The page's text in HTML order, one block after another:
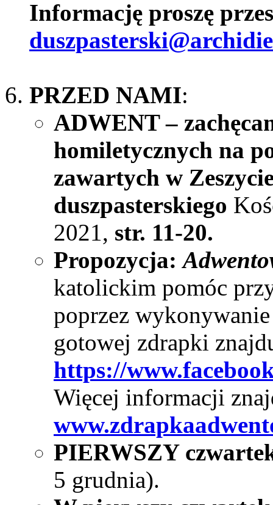
Informację proszę
PRZED NAMI:
ADWENT –
homiletycznych na
zawartych w
duszpasterskiego
2021, str. 11-20.
Propozycja:
katolickim pomóc
poprzez
gotowej zdrapki
https://
Więcej informacji
PIERWSZY
5 grudnia).